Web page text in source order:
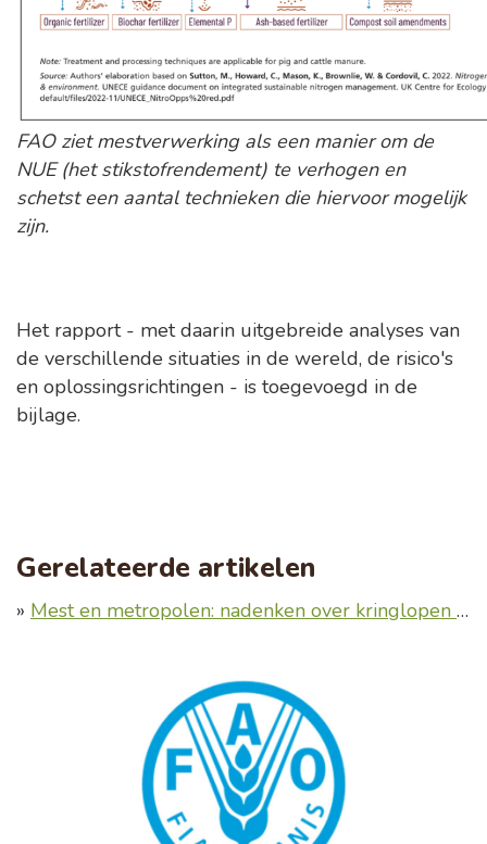
FAO ziet mestverwerking als een manier om de
NUE (het stikstofrendement) te verhogen en
schetst een aantal technieken die hiervoor mogelijk
zijn.
Het rapport - met daarin uitgebreide analyses van
de verschillende situaties in de wereld, de risico's
en oplossingsrichtingen - is toegevoegd in de
bijlage.
Gerelateerde artikelen
» Mest en metropolen: nadenken over kringlopen op regioniveau